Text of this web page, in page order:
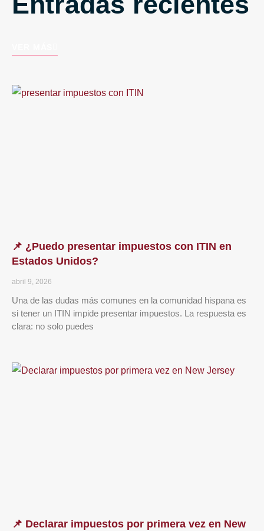
📌 ¿Puedo presentar impuestos con ITIN en
Estados Unidos?
abril 9, 2026
Una de las dudas más comunes en la comunidad hispana es
si tener un ITIN impide presentar impuestos. La respuesta es
clara: no solo puedes
📌 Declarar impuestos por primera vez en New